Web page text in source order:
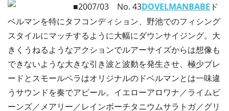
■2007/03 No. 43DOVELMANBABE ド
ベルマンを特にタフコンディション、野池でのフィシング
スタイルにマッチするように大幅にダウンサイジング。大
きくうねるようなアクションでルアーサイズからは想像も
できないような大きな引き波と波動を発生させ、極少ブレ
ードとスモールペラはオリジナルのドベルマンとは一味違
うサウンドを奏でアピール。イエローアロワナ／ライムビ
ーンズ／メアリー／レインボーチタニウムサラトガ／グリ